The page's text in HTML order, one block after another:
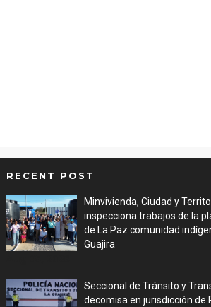
RECENT POST
Minvivienda, Ciudad y
inspecciona trabajos de la
de La Paz comunidad
Guajira
Seccional de Tránsito y
decomisa en jurisdicción de